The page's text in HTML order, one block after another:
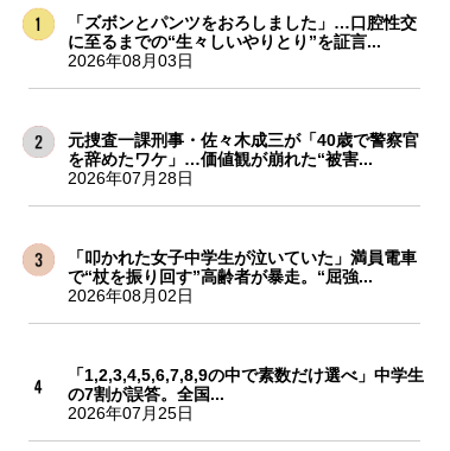
「ズボンとパンツをおろしました」…口腔性交
に至るまでの“生々しいやりとり”を証言...
2026年08月03日
元捜査一課刑事・佐々木成三が「40歳で警察官
を辞めたワケ」…価値観が崩れた“被害...
2026年07月28日
「叩かれた女子中学生が泣いていた」満員電車
で“杖を振り回す”高齢者が暴走。“屈強...
2026年08月02日
「1,2,3,4,5,6,7,8,9の中で素数だけ選べ」中学生
の7割が誤答。全国...
2026年07月25日